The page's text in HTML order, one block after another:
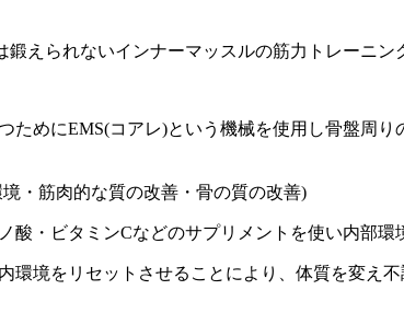
えられないインナーマッスルの筋力トレーニン
ためにEMS(コアレ)という機械を使用し骨盤周
・筋肉的な質の改善・骨の質の改善)
酸・ビタミンCなどのサプリメントを使い内部
環境をリセットさせることにより、体質を変え